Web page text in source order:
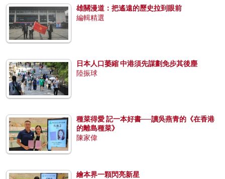
雄關漫道：把遙遠的歷史拉到眼前
編輯精選
日本人口萎縮 中港須先謀劃免步其後塵
陸振球
種菜得愛 記一本好書──讀吳燕青的《在香港
的離島種菜》
陳家偉
繪本界一顆閃亮新星